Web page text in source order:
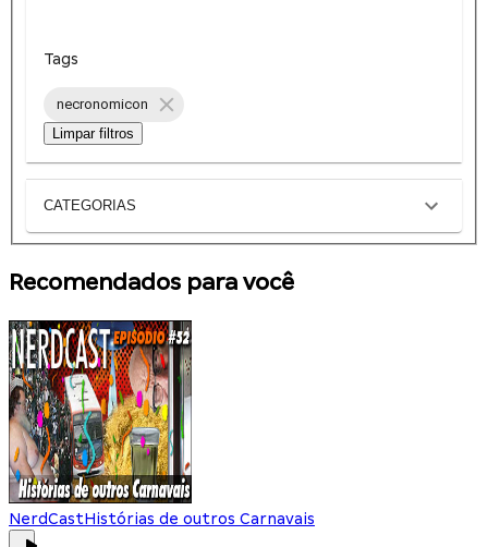
Tags
necronomicon
Limpar filtros
CATEGORIAS
Recomendados para você
NerdCastHistórias de outros Carnavais